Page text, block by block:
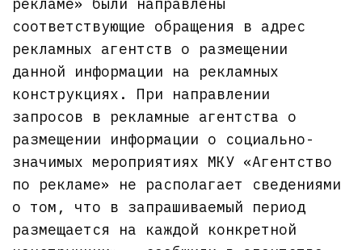
рекламе» были направлены
соответствующие обращения в адрес
рекламных агентств о размещении
данной информации на рекламных
конструкциях. При направлении
запросов в рекламные агентства о
размещении информации о социально-
значимых мероприятиях МКУ «Агентство
по рекламе» не располагает сведениями
о том, что в запрашиваемый период
размещается на каждой конкретной